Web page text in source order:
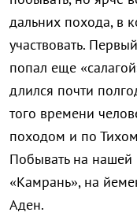
дальних похода, в
участвовать.
попал еще
длился почти
того времени
походом и по
Побывать на
«Камрань», на
Аден.